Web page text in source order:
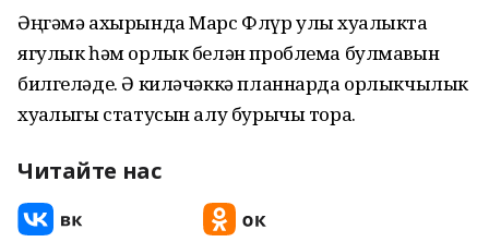
Әңгәмә ахырында Марс Флүр улы хуҗалыкта
ягулык һәм орлык белән проблема булмавын
билгеләде. Ә киләчәккә планнарда орлыкчылык
хуҗалыгы статусын алу бурычы тора.
Читайте нас